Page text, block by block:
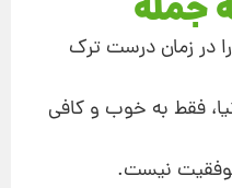
جمله
در زمان درست ترک
فقط به خوب‌ و کافی